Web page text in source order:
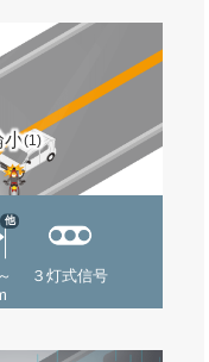
小(1)
他
３灯式信号